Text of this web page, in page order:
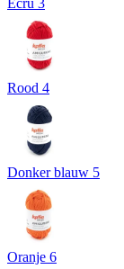
Ecru 3
Rood 4
Donker blauw 5
Oranje 6